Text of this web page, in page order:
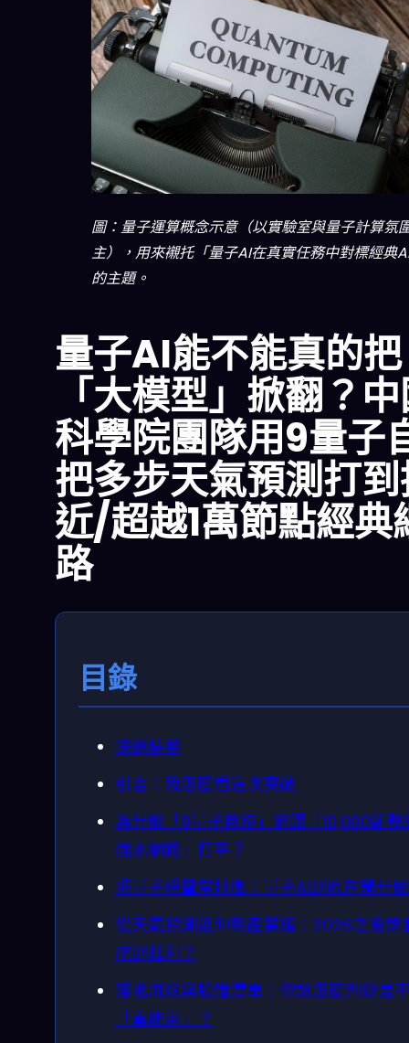
圖：量子運算概念示意（以實驗室與量子計算氛
主），用來襯托「量子AI在真實任務中對標經典
的主題。
量子AI能不能真的把
「大模型」掀翻？
科學院團隊用9量子
把多步天氣預測打
近/超越1萬節點經典
路
目錄
快速精華
引言：我怎麼看這次突破
為什麼「9量子自旋」能跟「10,000節點
儲水網路」打平？
把量子噪聲當特徵：量子AI到底在學什
從天氣預測延伸到產業鏈：2026之後誰
吃到紅利？
落地風險與驗證清單：你該怎麼判斷是
「真能用」？